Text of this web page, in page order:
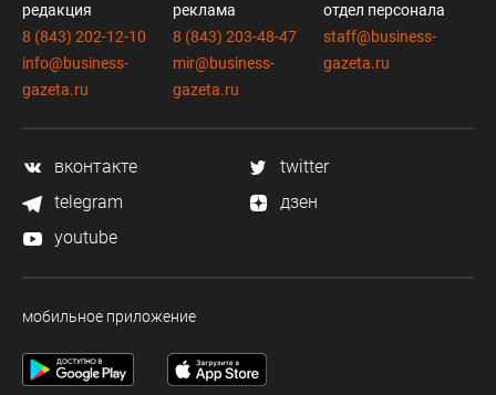
редакция
8 (843) 202-12-10
info@business-
gazeta.ru
реклама
8 (843) 203-48-47
mir@business-
gazeta.ru
отдел персонала
staff@business-
gazeta.ru
вконтакте
twitter
telegram
дзен
youtube
мобильное приложение